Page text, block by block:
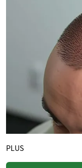
PLUS